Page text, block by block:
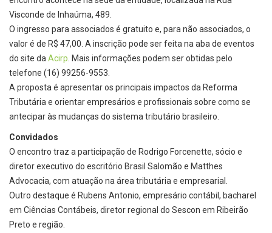
Visconde de Inhaúma, 489.
O ingresso para associados é gratuito e, para não associados, o
valor é de R$ 47,00. A inscrição pode ser feita na aba de eventos
do site da Acirp . Mais informações podem ser obtidas pelo
telefone (16) 99256-9553.
A proposta é apresentar os principais impactos da Reforma
Tributária e orientar empresários e profissionais sobre como se
antecipar às mudanças do sistema tributário brasileiro.
Convidados
O encontro traz a participação de Rodrigo Forcenette, sócio e
diretor executivo do escritório Brasil Salomão e Matthes
Advocacia, com atuação na área tributária e empresarial.
Outro destaque é Rubens Antonio, empresário contábil, bacharel
em Ciências Contábeis, diretor regional do Sescon em Ribeirão
Preto e região.